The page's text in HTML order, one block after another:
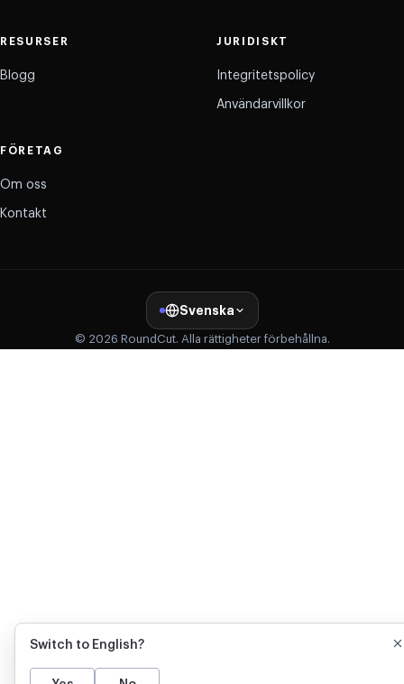
RESURSER
Blogg
JURIDISKT
Integritetspolicy
Användarvillkor
FÖRETAG
Om oss
Kontakt
Svenska
© 2026 RoundCut. Alla rättigheter förbehållna.
Switch to English?